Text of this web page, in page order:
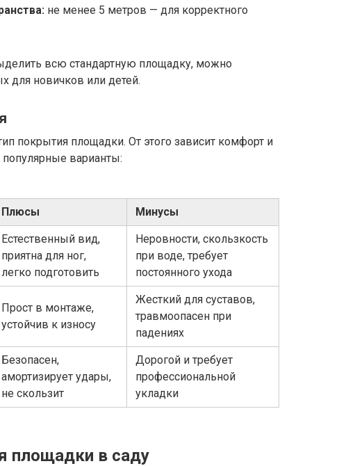
не менее 5 метров — для корректного
всю стандартную площадку, можно
для новичков или детей.
покрытия площадки. От этого зависит комфорт и
варианты:
Плюсы Минусы
Естественный вид,
приятна для ног,
легко подготовить
Неровности, скользкость
при воде, требует
постоянного ухода
Прост в монтаже,
устойчив к износу
Жесткий для суставов,
травмоопасен при
падениях
Безопасен,
амортизирует удары,
не скользит
Дорогой и требует
профессиональной
укладки
площадки в саду